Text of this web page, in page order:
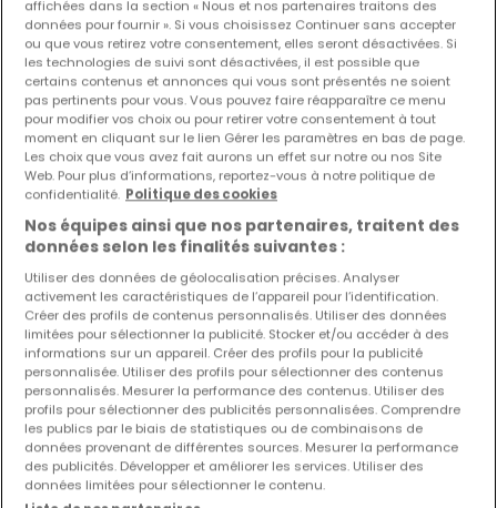
Local commercial à vendre àLuxembourg-Centre
ville
970 000 €
252 m² 5
affichées dans la section « Nous et nos partenaires traitons des
données pour fournir ». Si vous choisissez Continuer sans accepter
ou que vous retirez votre consentement, elles seront désactivées. Si
les technologies de suivi sont désactivées, il est possible que
certains contenus et annonces qui vous sont présentés ne soient
pas pertinents pour vous. Vous pouvez faire réapparaître ce menu
pour modifier vos choix ou pour retirer votre consentement à tout
moment en cliquant sur le lien Gérer les paramètres en bas de page.
Les choix que vous avez fait aurons un effet sur notre ou nos Site
Web. Pour plus d’informations, reportez-vous à notre politique de
confidentialité. Politique des cookies
Nos équipes ainsi que nos partenaires, traitent des
données selon les finalités suivantes :
Utiliser des données de géolocalisation précises. Analyser
activement les caractéristiques de l’appareil pour l’identification.
Créer des profils de contenus personnalisés. Utiliser des données
limitées pour sélectionner la publicité. Stocker et/ou accéder à des
informations sur un appareil. Créer des profils pour la publicité
personnalisée. Utiliser des profils pour sélectionner des contenus
personnalisés. Mesurer la performance des contenus. Utiliser des
profils pour sélectionner des publicités personnalisées. Comprendre
les publics par le biais de statistiques ou de combinaisons de
données provenant de différentes sources. Mesurer la performance
des publicités. Développer et améliorer les services. Utiliser des
données limitées pour sélectionner le contenu.